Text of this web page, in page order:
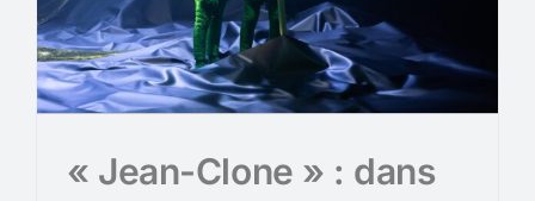
« Jean-Clone » : dans